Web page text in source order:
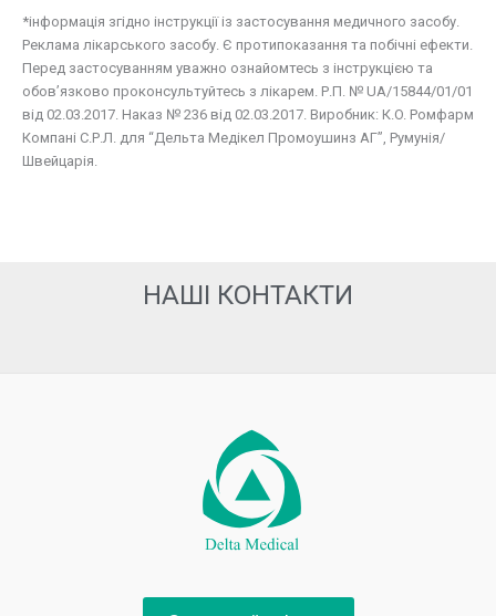
*інформація згідно інструкції із застосування медичного засобу.
Реклама лікарського засобу. Є протипоказання та побічні ефекти.
Перед застосуванням уважно ознайомтесь з інструкцією та
обов’язково проконсультуйтесь з лікарем. Р.П. № UA/15844/01/01
від 02.03.2017. Наказ № 236 від 02.03.2017. Виробник: К.O. Ромфарм
Компані С.Р.Л. для “Дельта Медікел Промоушинз АГ”, Румунія/
Швейцарія.
НАШІ КОНТАКТИ